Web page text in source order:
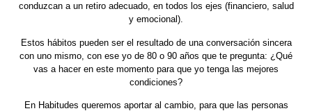
conduzcan a un retiro adecuado, en todos los ejes (financiero, salud
y emocional).
Estos hábitos pueden ser el resultado de una conversación sincera
con uno mismo, con ese yo de 80 o 90 años que te pregunta: ¿Qué
vas a hacer en este momento para que yo tenga las mejores
condiciones?
En Habitudes queremos aportar al cambio, para que las personas